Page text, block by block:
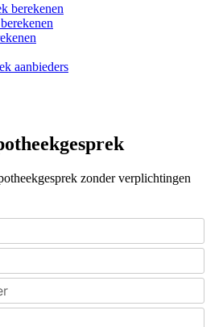
berekenen
aanbieders
zonder verplichtingen